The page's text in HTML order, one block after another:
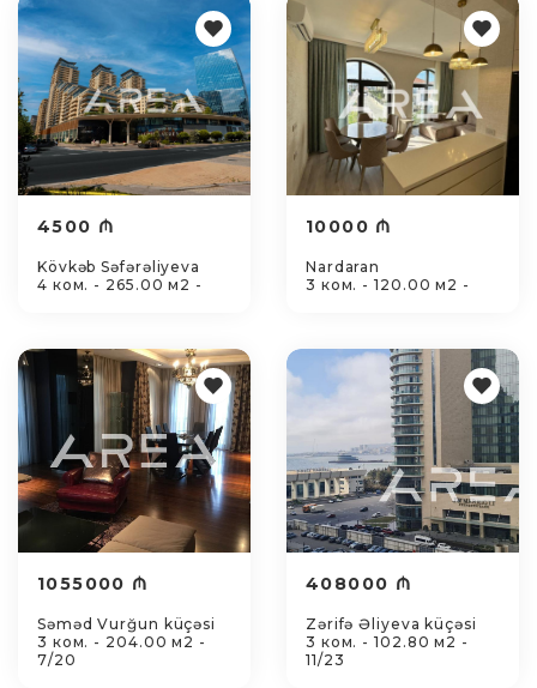
4500 ₼
Kövkəb Səfərəliyeva
4 ком. - 265.00 м2 -
10000 ₼
Nardaran
3 ком. - 120.00 м2 -
1055000 ₼
Səməd Vurğun küçəsi
3 ком. - 204.00 м2 -
7/20
408000 ₼
Zərifə Əliyeva küçəsi
3 ком. - 102.80 м2 -
11/23